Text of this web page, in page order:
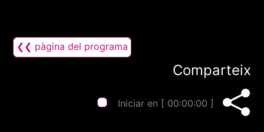
❮❮ pàgina del programa
Comparteix
Iniciar en [ 00:00:00 ]